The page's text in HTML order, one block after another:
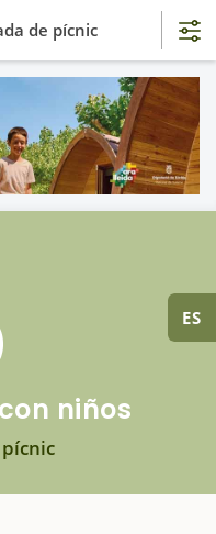
ES
niños
pícnic
de pícnic